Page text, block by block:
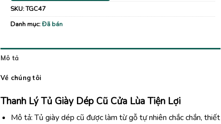
SKU:TGC47
Danh mục:Đã bán
Mô tả
Về chúng tôi
Thanh Lý Tủ Giày Dép Cũ Cửa Lùa Tiện Lợi
Mô tả: Tủ giày dép cũ được làm từ gỗ tự nhiên chắc chắn, thiết